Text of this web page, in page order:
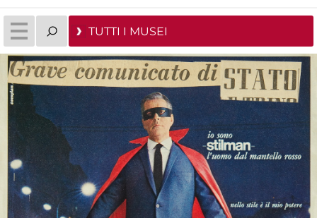
TUTTI I MUSEI